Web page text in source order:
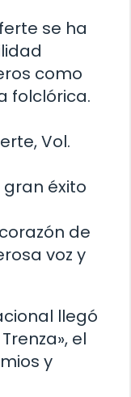
se ha
como
folclórica.
Vol.
gran éxito
de
voz y
llegó
el
y